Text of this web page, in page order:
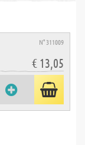
N° 311009
€ 13,05